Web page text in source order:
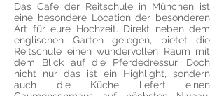
Das Cafe der Reitschule in München ist
eine besondere Location der besonderen
Art für eure Hochzeit. Direkt neben dem
englischen Garten gelegen, bietet die
Reitschule einen wundervollen Raum mit
dem Blick auf die Pferdedressur. Doch
nicht nur das ist ein Highlight, sondern
auch die Küche liefert einen